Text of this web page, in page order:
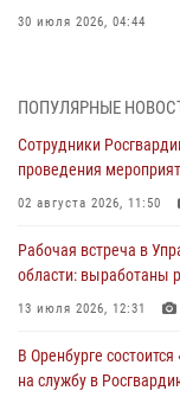
30 июля 2026, 04:44
28 июля 2026, 09:41
Росгвардейцы
ВМФ в Оренбурге
27 июля 2026, 14:36
Росгвардейцы
жизненной ситуации
26 июля 2026, 14:45
Росгвардейцы
образовательных
ПОПУЛЯРНЫЕ
Сотрудники
проведения
02 августа 2026, 11:50
Рабочая встреча в
области: выработаны
13 июля 2026, 12:31
В Оренбурге
на службу в